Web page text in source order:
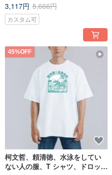
ルダー、ワイドシルエット、ア
メリカ綿、純綿、白 T
3,117円 5,666円
カスタム可
45%OFF
柯文哲、頼清徳、水泳をしてい
ない人の服、T シャツ、ドロップ